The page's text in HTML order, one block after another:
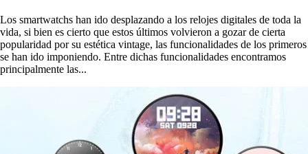
Los smartwatchs han ido desplazando a los relojes digitales de toda la
vida, si bien es cierto que estos últimos volvieron a gozar de cierta
popularidad por su estética vintage, las funcionalidades de los primeros
se han ido imponiendo. Entre dichas funcionalidades encontramos
principalmente las...